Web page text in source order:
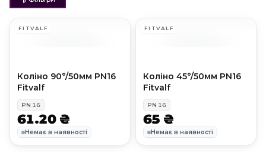
FITVALF
Коліно 90°/50мм PN16
Fitvalf
PN 16
61.20 ₴
Немає в наявності
FITVALF
Коліно 45°/50мм PN16
Fitvalf
PN 16
65 ₴
Немає в наявності